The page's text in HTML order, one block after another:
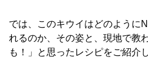
では、このキウイはどのように
れるのか、その姿と、現地で教
も！」と思ったレシピをご紹介